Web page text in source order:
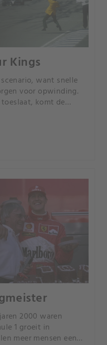
Kings
want snelle
voor opwinding.
komt de
2000 waren
1 groeit in
meer mensen een